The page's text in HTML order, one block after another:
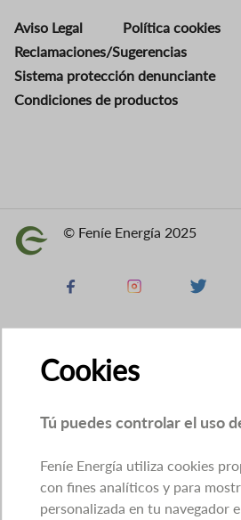
Aviso Legal Política cookies
Reclamaciones/Sugerencias
Sistema protección denunciante
Condiciones de productos
Imagen © Feníe Energía 2025
Facebook Instagram X
Cookies
Tú puedes controlar el uso
Feníe Energía utiliza cookies
con fines analíticos y para
personalizada en tu navegador